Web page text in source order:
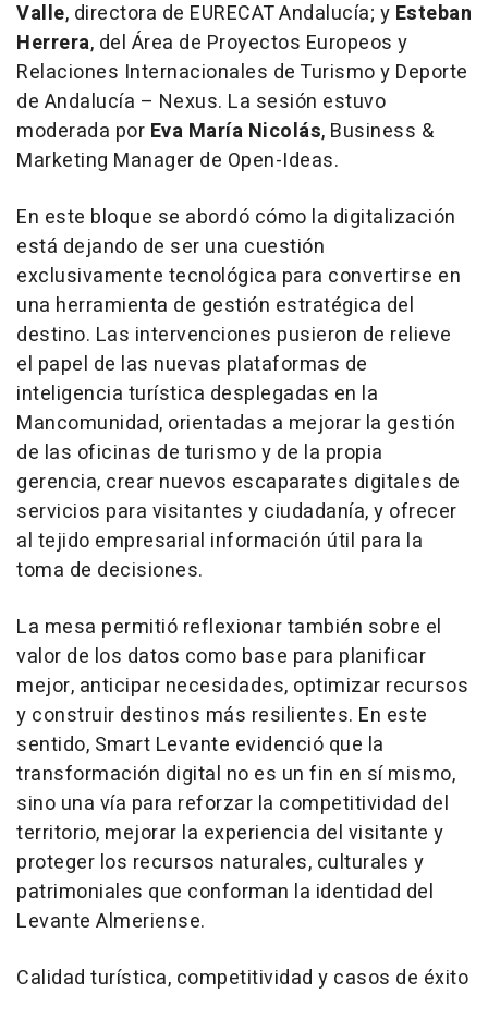
Valle, directora de EURECAT Andalucía; y Esteban
Herrera, del Área de Proyectos Europeos y
Relaciones Internacionales de Turismo y Deporte
de Andalucía – Nexus. La sesión estuvo
moderada por Eva María Nicolás, Business &
Marketing Manager de Open-Ideas.
En este bloque se abordó cómo la digitalización
está dejando de ser una cuestión
exclusivamente tecnológica para convertirse en
una herramienta de gestión estratégica del
destino. Las intervenciones pusieron de relieve
el papel de las nuevas plataformas de
inteligencia turística desplegadas en la
Mancomunidad, orientadas a mejorar la gestión
de las oficinas de turismo y de la propia
gerencia, crear nuevos escaparates digitales de
servicios para visitantes y ciudadanía, y ofrecer
al tejido empresarial información útil para la
toma de decisiones.
La mesa permitió reflexionar también sobre el
valor de los datos como base para planificar
mejor, anticipar necesidades, optimizar recursos
y construir destinos más resilientes. En este
sentido, Smart Levante evidenció que la
transformación digital no es un fin en sí mismo,
sino una vía para reforzar la competitividad del
territorio, mejorar la experiencia del visitante y
proteger los recursos naturales, culturales y
patrimoniales que conforman la identidad del
Levante Almeriense.
Calidad turística, competitividad y casos de éxito